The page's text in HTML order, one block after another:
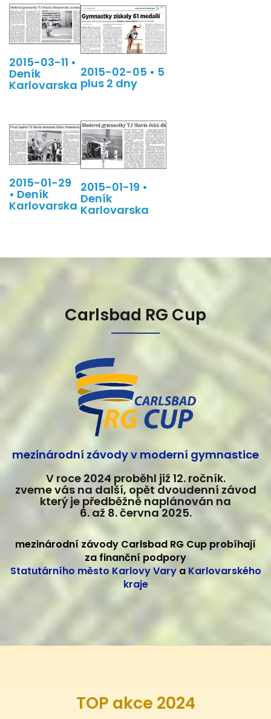
2015-03-11 •
Deník
Karlovarska
2015-02-05 • 5
plus 2 dny
2015-01-29
• Deník
Karlovarska
2015-01-19 •
Deník
Karlovarska
Carlsbad RG Cup
mezinárodní závody v moderní gymnastice
V roce 2024 proběhl již 12. ročník.
zveme vás na další, opět dvoudenní závod
který je předběžně naplánován na
6. až 8. června 2025.
mezinárodní závody Carlsbad RG Cup probíhají
za finanční podpory
Statutárního město Karlovy Varya Karlovarského
kraje
TOP akce 2024